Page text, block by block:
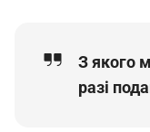
З якого
разі